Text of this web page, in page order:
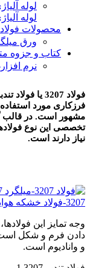
لوله
لوله
محصولات
ورق
کتاب و جزوه
نرم
مشهور است. در قالب
تخصصی این نوع
نیاز دارند است.
وجه تمایز این
دادن فرم و شکل است.
و وانادیوم است.